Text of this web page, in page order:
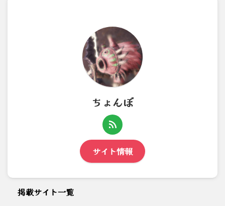
ちょんぼ
サイト情報
掲載サイト一覧